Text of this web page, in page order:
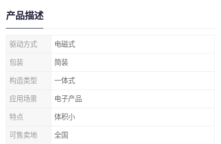
产品描述
驱动方式 电磁式
包装 简装
构造类型 一体式
应用场景 电子产品
特点 体积小
可售卖地 全国